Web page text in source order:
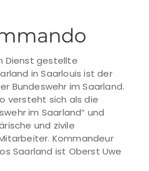
Dienst gestellte
in Saarlouis ist der
Bundeswehr im Saarland.
versteht sich als die
im Saarland“ und
und zivile
Kommandeur
Saarland ist Oberst Uwe